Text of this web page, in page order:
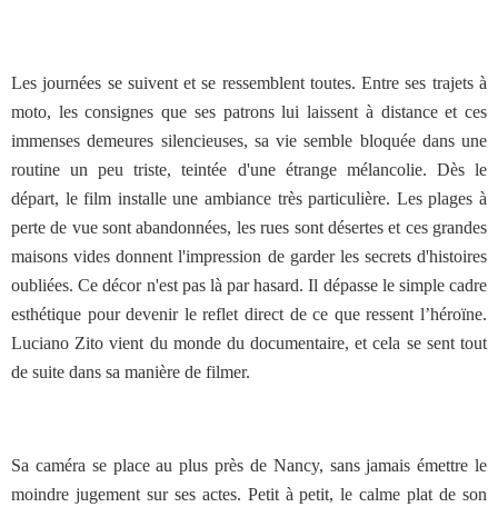
Les journées se suivent et se ressemblent toutes. Entre ses trajets à
moto, les consignes que ses patrons lui laissent à distance et ces
immenses demeures silencieuses, sa vie semble bloquée dans une
routine un peu triste, teintée d'une étrange mélancolie. Dès le
départ, le film installe une ambiance très particulière. Les plages à
perte de vue sont abandonnées, les rues sont désertes et ces grandes
maisons vides donnent l'impression de garder les secrets d'histoires
oubliées. Ce décor n'est pas là par hasard. Il dépasse le simple cadre
esthétique pour devenir le reflet direct de ce que ressent l’héroïne.
Luciano Zito vient du monde du documentaire, et cela se sent tout
de suite dans sa manière de filmer.
Sa caméra se place au plus près de Nancy, sans jamais émettre le
moindre jugement sur ses actes. Petit à petit, le calme plat de son